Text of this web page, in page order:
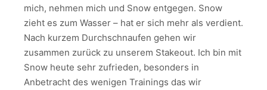
mich, nehmen mich und Snow entgegen. Snow
zieht es zum Wasser – hat er sich mehr als verdient.
Nach kurzem Durchschnaufen gehen wir
zusammen zurück zu unserem Stakeout. Ich bin mit
Snow heute sehr zufrieden, besonders in
Anbetracht des wenigen Trainings das wir